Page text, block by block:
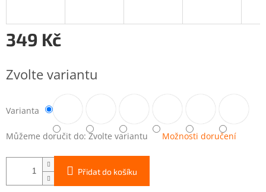
349 Kč
cena:
Zvolte variantu
Varianta
Můžeme doručit do: Zvolte variantu Možnosti doručení
Přidat do košíku